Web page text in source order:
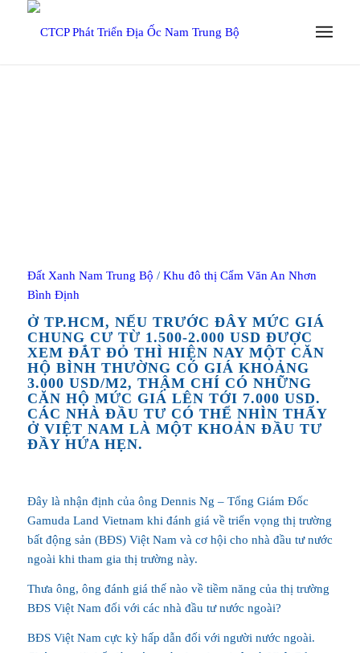
Đất Xanh Nam Trung Bộ / Khu đô thị Cẩm Văn An Nhơn
Bình Định
Ở TP.HCM, NẾU TRƯỚC ĐÂY MỨC GIÁ
CHUNG CƯ TỪ 1.500-2.000 USD ĐƯỢC
XEM ĐẮT ĐỎ THÌ HIỆN NAY MỘT CĂN
HỘ BÌNH THƯỜNG CÓ GIÁ KHOẢNG
3.000 USD/M2, THẬM CHÍ CÓ NHỮNG
CĂN HỘ MỨC GIÁ LÊN TỚI 7.000 USD.
CÁC NHÀ ĐẦU TƯ CÓ THỂ NHÌN THẤY
Ở VIỆT NAM LÀ MỘT KHOẢN ĐẦU TƯ
ĐẦY HỨA HẸN.
Đây là nhận định của ông Dennis Ng – Tổng Giám Đốc
Gamuda Land Vietnam khi đánh giá về triển vọng thị trường
bất động sản (BĐS) Việt Nam và cơ hội cho nhà đầu tư nước
ngoài khi tham gia thị trường này.
Thưa ông, ông đánh giá thế nào về tiềm năng của thị trường
BĐS Việt Nam đối với các nhà đầu tư nước ngoài?
BĐS Việt Nam cực kỳ hấp dẫn đối với người nước ngoài.